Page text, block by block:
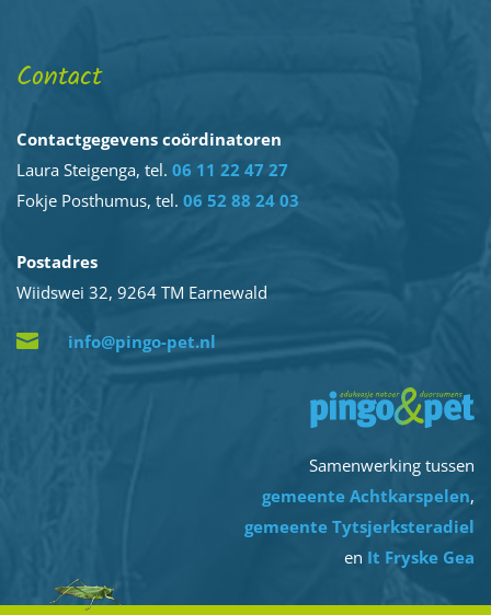
Contact
Contactgegevens coördinatoren
Laura Steigenga, tel. 06 11 22 47 27
Fokje Posthumus, tel. 06 52 88 24 03
Postadres
Wiidswei 32, 9264 TM Earnewald
 info@pingo-pet.nl
Samenwerking tussen
gemeente Achtkarspelen,
gemeente Tytsjerksteradiel
en It Fryske Gea